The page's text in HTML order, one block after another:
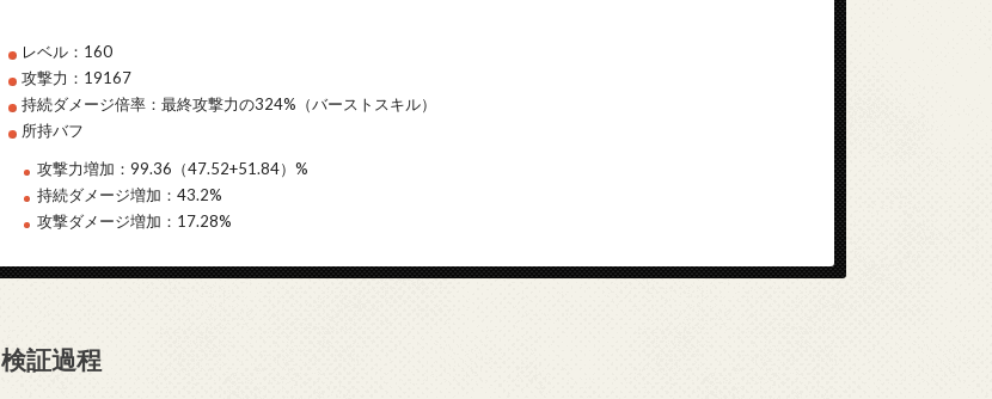
レベル：160
攻撃力：19167
持続ダメージ倍率：最終攻撃力の324%（バーストスキル）
所持バフ
攻撃力増加：99.36（47.52+51.84）%
持続ダメージ増加：43.2%
攻撃ダメージ増加：17.28%
検証過程